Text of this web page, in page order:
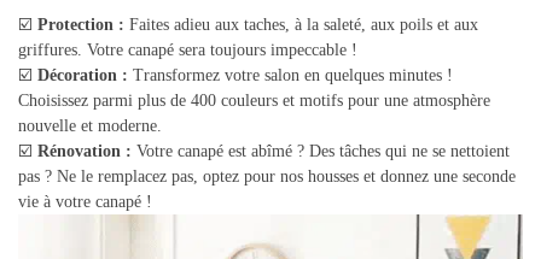
☑️ Protection : Faites adieu aux taches, à la saleté, aux poils et aux
griffures. Votre canapé sera toujours impeccable !
☑️ Décoration : Transformez votre salon en quelques minutes !
Choisissez parmi plus de 400 couleurs et motifs pour une atmosphère
nouvelle et moderne.
☑️ Rénovation : Votre canapé est abîmé ? Des tâches qui ne se nettoient
pas ? Ne le remplacez pas, optez pour nos housses et donnez une seconde
vie à votre canapé !